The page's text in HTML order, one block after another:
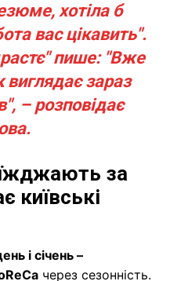
хотіла б
вас цікавить".
пише: "Вже
зараз
– розповідає
за
київські
і січень –
через сезонність.